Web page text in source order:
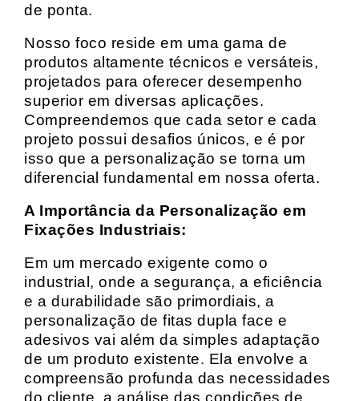
de ponta.
Nosso foco reside em uma gama de
produtos altamente técnicos e versáteis,
projetados para oferecer desempenho
superior em diversas aplicações.
Compreendemos que cada setor e cada
projeto possui desafios únicos, e é por
isso que a personalização se torna um
diferencial fundamental em nossa oferta.
A Importância da Personalização em
Fixações Industriais:
Em um mercado exigente como o
industrial, onde a segurança, a eficiência
e a durabilidade são primordiais, a
personalização de fitas dupla face e
adesivos vai além da simples adaptação
de um produto existente. Ela envolve a
compreensão profunda das necessidades
do cliente, a análise das condições de